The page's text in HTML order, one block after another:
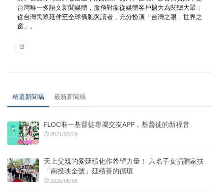
台灣唯一多語文新聞媒體，服務對象從媒體客戶擴大為閱聽大眾；
從台灣民眾延伸至全球僑胞與讀者，充分扮演「台灣之眼，世界之
窗」。
精選新聞稿 最新新聞稿
FLOC唯一基督徒專屬交友APP，基督徒的新福音
2021/03/29
天上父親的愛延續化作希望力量！ 六名子女捐贈家扶
「南投映全號」延續善的循環
2026/08/08